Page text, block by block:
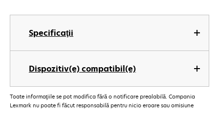
Specificaţii
Dispozitiv(e) compatibil(e)
Toate informaţiile se pot modifica fără o notificare prealabilă. Compania
Lexmark nu poate fi făcut responsabilă pentru nicio eroare sau omisiune